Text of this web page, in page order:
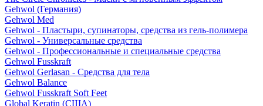
Gehwol (Германия)
Gehwol Med
Gehwol - Пластыри, супинаторы, средства из гель-полимера
Gehwol - Универсальные средства
Gehwol - Профессиональные и специальные средства
Gehwol Fusskraft
Gehwol Gerlasan - Средства для тела
Gehwol Balance
Gehwol Fusskraft Soft Feet
Global Keratin (США)